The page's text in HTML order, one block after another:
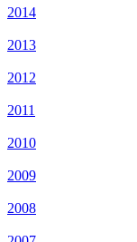
2014
2013
2012
2011
2010
2009
2008